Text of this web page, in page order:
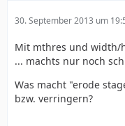
30. September 2013 um
Mit mthres und width/
... machts nur noch
Was macht "erode
bzw. verringern?